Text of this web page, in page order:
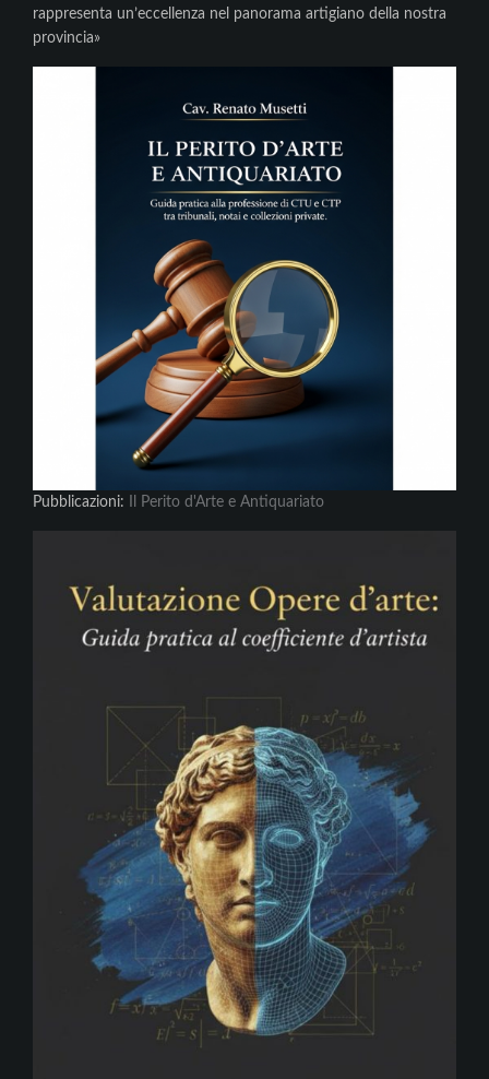
rappresenta un’eccellenza nel panorama artigiano della nostra
provincia»
Pubblicazioni: Il Perito d'Arte e Antiquariato